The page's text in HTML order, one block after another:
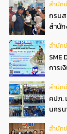
อิสล
สํานัก
กรมส
สำนั
สํานัก
SME
การเ
สํานัก
คปภ.
นคร
สํานัก